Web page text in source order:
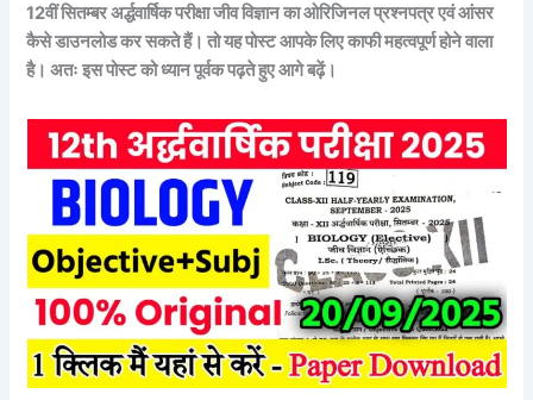
12वीं सितम्बर अर्द्धवार्षिक परीक्षाजीव विज्ञानका ओरिजिनल प्रश्नपत्र एवं आंसर
कैसे डाउनलोड कर सकते हैं। तो यह पोस्ट आपके लिए काफी महत्वपूर्ण होने वाला
है। अतः इस पोस्ट को ध्यान पूर्वक पढ़ते हुए आगे बढ़ें।